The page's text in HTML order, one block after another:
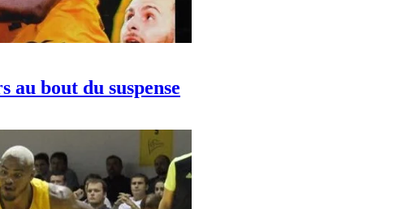
au bout du suspense